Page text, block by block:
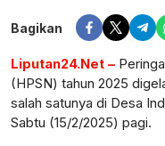
Bagikan
Liputan24.Net –
(HPSN) tahun 2025
salah satunya di Desa
Sabtu (15/2/2025) pagi.